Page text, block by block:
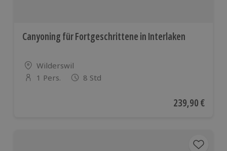
Canyoning für Fortgeschrittene in Interlaken
Standort
Wilderswil
Anzahl der Teilnehmer
1 Pers. 8 Std
Aktueller Preis
239,90 €